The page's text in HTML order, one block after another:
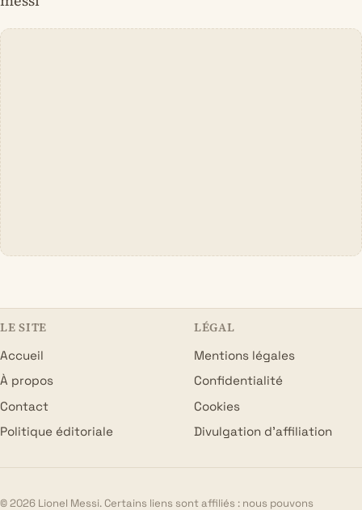
LE SITE
Accueil
À propos
Contact
Politique éditoriale
LÉGAL
Mentions légales
Confidentialité
Cookies
Divulgation d’affiliation
© 2026 Lionel Messi. Certains liens sont affiliés : nous pouvons